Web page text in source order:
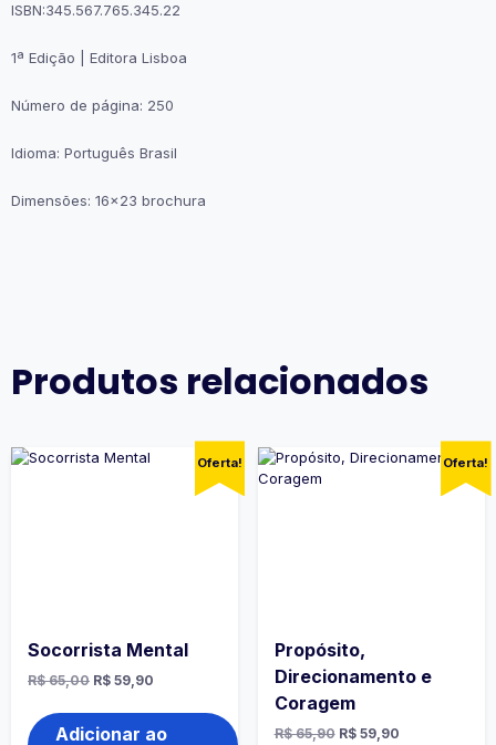
ISBN:345.567.765.345.22
1ª Edição | Editora Lisboa
Número de página: 250
Idioma: Português Brasil
Dimensões: 16×23 brochura
Produtos relacionados
Oferta!
Socorrista Mental
R$65,00 O
original
era:
R$ 59,90
atual
é:
Adicionar ao
Oferta!
Propósito,
Direcionamento e
Coragem
R$65,90 O
R$59,90O